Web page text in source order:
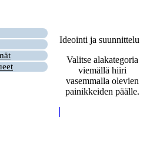
Ideointi ja suunnittelu
Valitse alakategoria
viemällä hiiri
vasemmalla olevien
painikkeiden päälle.